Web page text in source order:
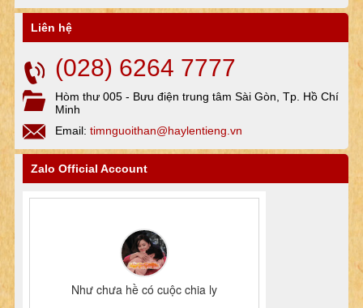
Liên hệ
(028) 6264 7777
Hòm thư 005 - Bưu điện trung tâm Sài Gòn, Tp. Hồ Chí
Minh
Email: timnguoithan@haylentieng.vn
Zalo Official Account